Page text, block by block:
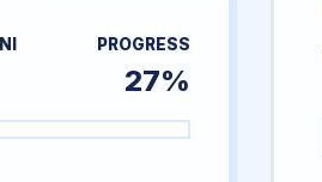
PROGRESS
27%